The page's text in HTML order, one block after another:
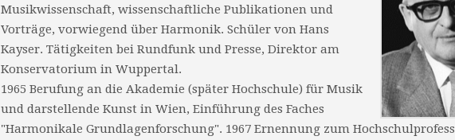
Musikwissenschaft, wissenschaftliche Publikationen und
Vorträge, vorwiegend über Harmonik. Schüler von Hans
Kayser. Tätigkeiten bei Rundfunk und Presse, Direktor am
Konservatorium in Wuppertal.
1965 Berufung an die Akademie (später Hochschule) für Musik
und darstellende Kunst in Wien, Einführung des Faches
"Harmonikale Grundlagenforschung". 1967 Ernennung zum